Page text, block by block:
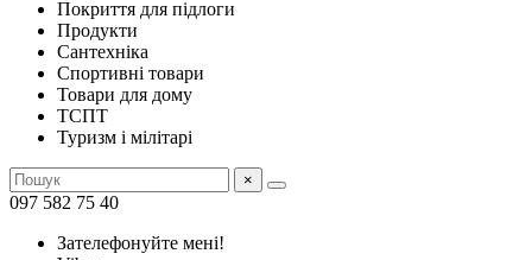
Покриття для підлоги
Продукти
Сантехніка
Спортивні товари
Товари для дому
ТСПТ
Туризм і мілітарі
×
097 582 75 40
Зателефонуйте мені!